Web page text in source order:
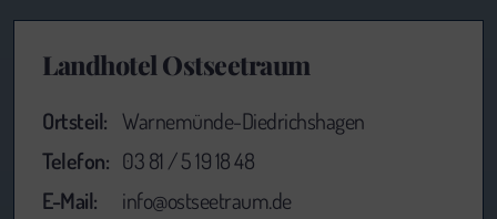
Landhotel Ostseetraum
Ortsteil: Warnemünde-Diedrichshagen
Telefon: 03 81 / 5 19 18 48
E-Mail:
info@ostseetraum.de